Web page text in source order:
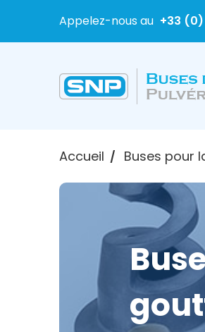
Appelez-nous au +33
Accueil / Buses pour